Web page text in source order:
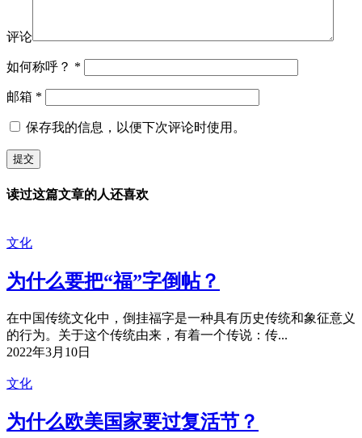
评论
如何称呼？ *
邮箱 *
保存我的信息，以便下次评论时使用。
读过这篇文章的人还喜欢
文化
为什么要把“福”字倒帖？
在中国传统文化中，倒挂福字是一种具有历史传统和象征意义
的行为。关于这个传统由来，有着一个传说：传...
2022年3月10日
文化
为什么欧美国家要过复活节？